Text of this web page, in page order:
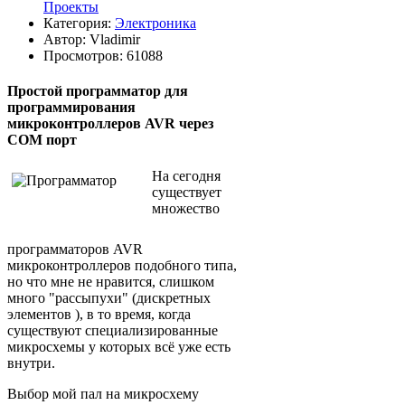
Проекты
Категория: Электроника
Автор: Vladimir
Просмотров: 61088
Простой программатор для
программирования
микроконтроллеров AVR через
COM порт
На сегодня
существует
множество
программаторов AVR
микроконтроллеров подобного типа,
но что мне не нравится, слишком
много "рассыпухи" (дискретных
элементов ), в то время, когда
существуют специализированные
микросхемы у которых всё уже есть
внутри.
Выбор мой пал на микросхему